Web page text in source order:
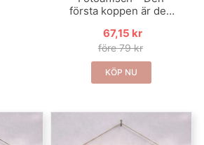
första koppen är den
67,15 kr
före 79 kr
KÖP NU